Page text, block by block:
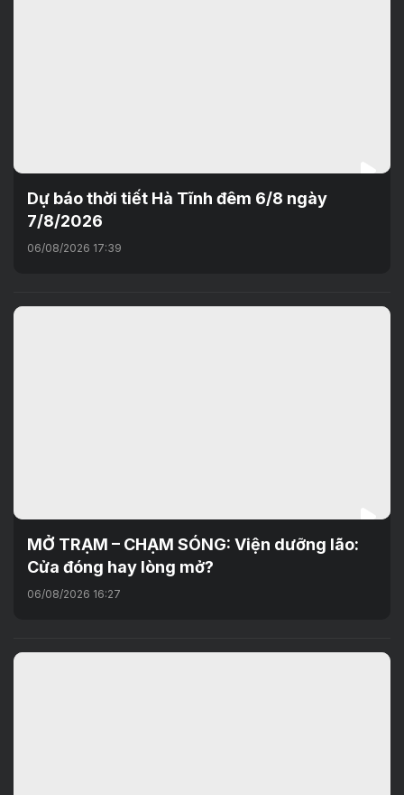
Dự báo thời tiết Hà Tĩnh đêm 6/8 ngày
7/8/2026
06/08/2026 17:39
MỞ TRẠM – CHẠM SÓNG: Viện dưỡng lão:
Cửa đóng hay lòng mở?
06/08/2026 16:27